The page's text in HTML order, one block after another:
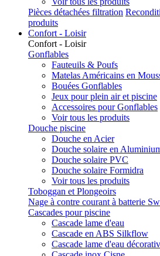
Pièces détachées filtration
produits
Confort - Loisir
Confort - Loisir
Gonflables
Fauteuils & Poufs
Matelas Américains en
Bouées Gonflables
Jeux pour plein air et piscine
Accessoires pour Gonflables
Voir tous les produits
Douche piscine
Douche en Acier
Douche solaire en
Douche solaire PVC
Douche solaire Formidra
Voir tous les produits
Toboggan et Plongeoirs
Nage à contre courant à batterie
Cascades pour piscine
Cascade lame d'eau
Cascade en ABS Silkflow
Cascade lame d'eau